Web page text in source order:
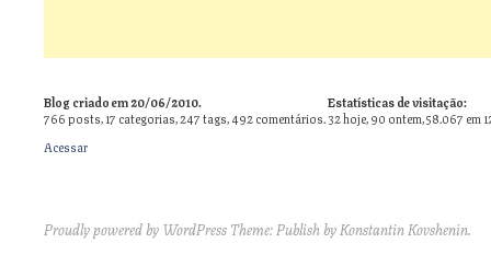
Blog criado em 20/06/2010.
766posts,17 categorias,247tags,492comentários.
Estatísticas de visitação:
32 hoje, 90 ontem, 58.067 em
Acessar
Proudly powered by WordPress Theme: Publish byKonstantin Kovshenin.